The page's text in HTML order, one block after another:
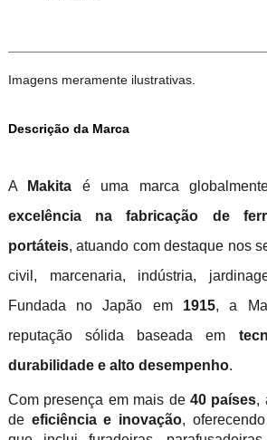
Imagens meramente ilustrativas.
Descrição da Marca
A Makita é uma marca
excelência na fabricação de
portáteis, atuando com destaque nos
civil, marcenaria, indústria,
Fundada no Japão em 1915, a
reputação sólida baseada em
durabilidade e alto desempenho.
Com presença em mais de 40 países,
de eficiência e inovação,